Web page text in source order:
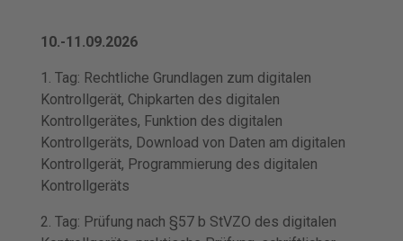
10.-11.09.2026
1. Tag: Rechtliche Grundlagen zum digitalen
Kontrollgerät, Chipkarten des digitalen
Kontrollgerätes, Funktion des digitalen
Kontrollgeräts, Download von Daten am digitalen
Kontrollgerät, Programmierung des digitalen
Kontrollgeräts
2. Tag: Prüfung nach §57 b StVZO des digitalen